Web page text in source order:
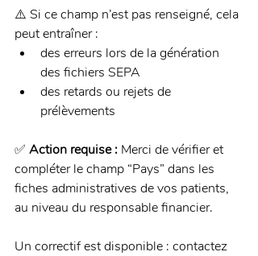
⚠️ Si ce champ n’est pas renseigné, cela
peut entraîner :
des erreurs lors de la génération
des fichiers SEPA
des retards ou rejets de
prélèvements
✅ Action requise : Merci de vérifier et
compléter le champ “Pays” dans les
fiches administratives de vos patients,
au niveau du responsable financier.
Un correctif est disponible : contactez